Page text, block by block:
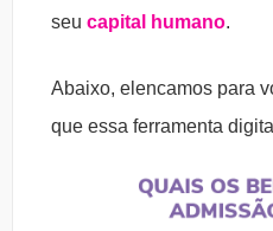
seu capital humano.
Abaixo, elencamos para
que essa ferramenta